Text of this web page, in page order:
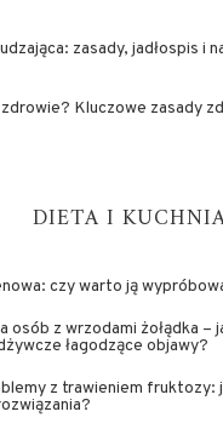
zasady, jadłospis i
Kluczowe zasady
DIETA I
czy warto ją
osób z wrzodami żołądka –
łagodzące objawy?
z trawieniem fruktozy: